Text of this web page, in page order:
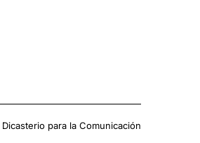
para la Comunicación